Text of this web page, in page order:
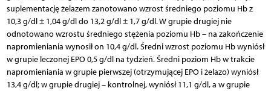
suplementację żelazem zanotowano wzrost średniego poziomu Hb z
10,3 g/dl ± 1,04 g/dl do 13,2 g/dl ± 1,7 g/dl. W grupie drugiej nie
odnotowano wzrostu średniego stężenia poziomu Hb – na zakończenie
napromieniania wynosił on 10,4 g/dl. Średni wzrost poziomu Hb wyniósł
w grupie leczonej EPO 0,5 g/dl na tydzień. Średni poziom Hb w trakcie
napromieniania w grupie pierwszej (otrzymującej EPO i żelazo) wyniósł
13,4 g/dl; w grupie drugiej – kontrolnej, wyniósł 11,1 g/dl, a w grupie